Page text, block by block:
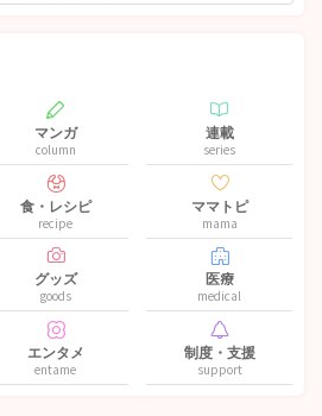
マンガ
column
連載
series
食・レシピ
recipe
ママトピ
mama
グッズ
goods
医療
medical
エンタメ
entame
制度・支援
support